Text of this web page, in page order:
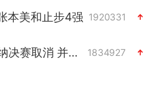
本美和止步4强 1920331
国足U17与阿森纳决赛取消 并列冠军 1834927